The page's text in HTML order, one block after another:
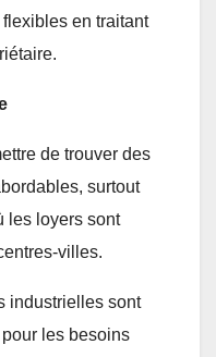
en traitant
de trouver des
surtout
les loyers sont
villes.
industrielles sont
les besoins